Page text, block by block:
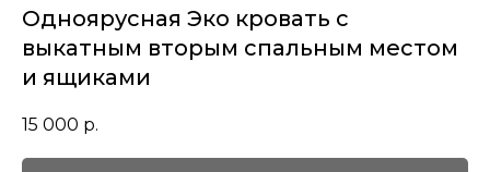
Одноярусная Эко кровать с
выкатным вторым спальным местом
и ящиками
15 000 р.